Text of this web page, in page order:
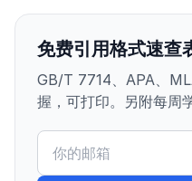
免费引用格式速查
GB/T 7714、APA、
握，可打印。另附每周